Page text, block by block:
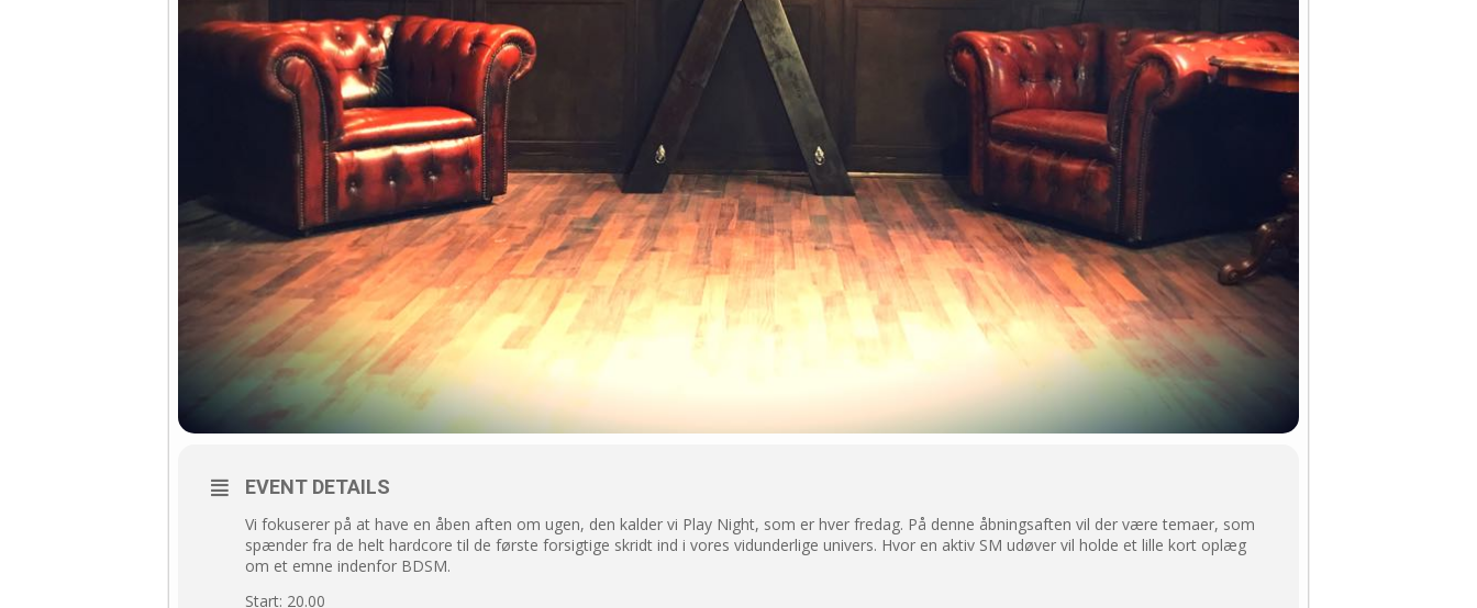
EVENT DETAILS
Vi fokuserer på at have en åben aften om ugen, den kalder vi Play Night, som er hver fredag. På denne åbningsaften vil der være temaer, som
spænder fra de helt hardcore til de første forsigtige skridt ind i vores vidunderlige univers. Hvor en aktiv SM udøver vil holde et lille kort oplæg
om et emne indenfor BDSM.
Start: 20.00